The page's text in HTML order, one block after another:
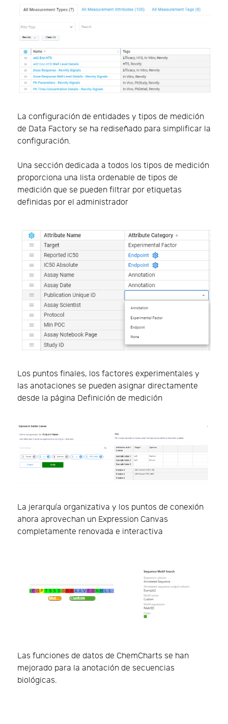
La configuración de entidades y tipos de medición
de Data Factory se ha rediseñado para simplificar la
configuración.
Una sección dedicada a todos los tipos de medición
proporciona una lista ordenable de tipos de
medición que se pueden filtrar por etiquetas
definidas por el administrador
Los puntos finales, los factores experimentales y
las anotaciones se pueden asignar directamente
desde la página Definición de medición
La jerarquía organizativa y los puntos de conexión
ahora aprovechan un Expression Canvas
completamente renovada e interactiva
Las funciones de datos de ChemCharts se han
mejorado para la anotación de secuencias
biológicas.